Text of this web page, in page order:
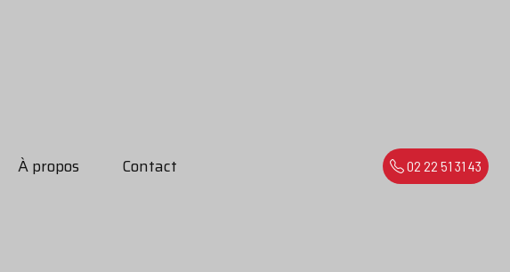
À propos Contact 02 22 51 31 43